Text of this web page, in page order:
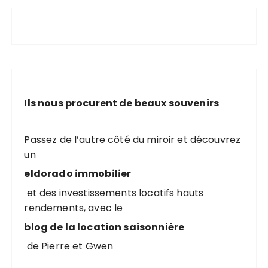
Ils nous procurent de beaux souvenirs
Passez de l’autre côté du miroir et découvrez
un
eldorado immobilier
et des investissements locatifs hauts
rendements, avec le
blog de la location saisonnière
de Pierre et Gwen